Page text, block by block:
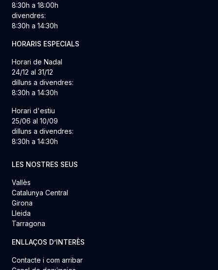
8:30h a 18:00h
divendres:
8:30h a 14:30h
HORARIS ESPECIALS
Horari de Nadal
24/12 al 31/12
dilluns a divendres:
8:30h a 14:30h
Horari d'estiu
25/06 al 10/09
dilluns a divendres:
8:30h a 14:30h
LES NOSTRES SEUS
Vallès
Catalunya Central
Girona
Lleida
Tarragona
ENLLAÇOS D’INTERÈS
Contacte i com arribar